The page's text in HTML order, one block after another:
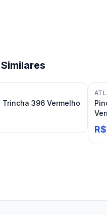
Trincha 396 Vermelho